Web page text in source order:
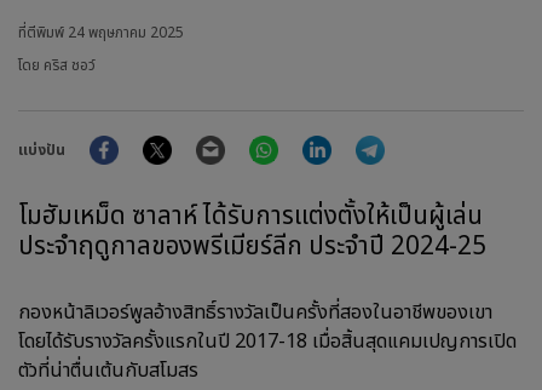
ที่ตีพิมพ์ 24 พฤษภาคม 2025
โดย คริส ชอว์
แบ่งปัน
FacebookTwitter Email WhatsAppLinkedIn
โมฮัมเหม็ด ซาลาห์ ได้รับการแต่งตั้งให้เป็นผู้เล่น
ประจำฤดูกาลของพรีเมียร์ลีก ประจำปี 2024-25
กองหน้าลิเวอร์พูลอ้างสิทธิ์รางวัลเป็นครั้งที่สองในอาชีพของเขา
โดยได้รับรางวัลครั้งแรกในปี 2017-18 เมื่อสิ้นสุดแคมเปญการเปิด
ตัวที่น่าตื่นเต้นกับสโมสร